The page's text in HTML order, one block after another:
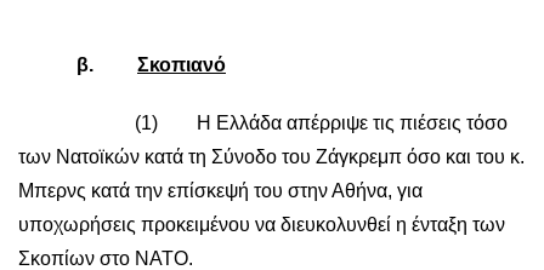
β. Σκοπιανό
(1) Η Ελλάδα απέρριψε τις πιέσεις τόσο
των Νατοϊκών κατά τη Σύνοδο του Ζάγκρεμπ όσο και του κ.
Μπερνς κατά την επίσκεψή του στην Αθήνα, για
υποχωρήσεις προκειμένου να διευκολυνθεί η ένταξη των
Σκοπίων στο ΝΑΤΟ.